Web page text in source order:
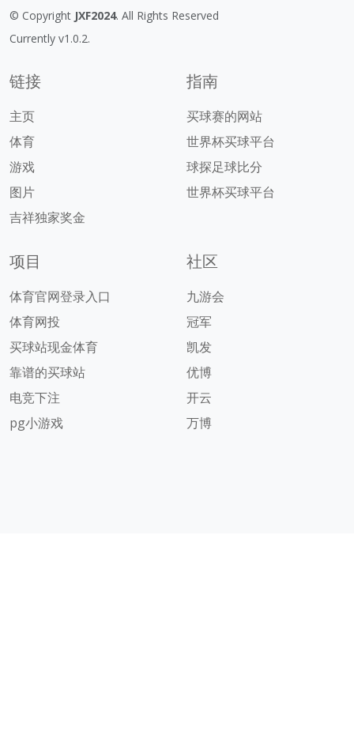
© Copyright JXF2024. All Rights Reserved
Currently v1.0.2.
链接
主页
体育
游戏
图片
吉祥独家奖金
指南
买球赛的网站
世界杯买球平台
球探足球比分
世界杯买球平台
项目
体育官网登录入口
体育网投
买球站现金体育
靠谱的买球站
电竞下注
pg小游戏
社区
九游会
冠军
凯发
优博
开云
万博